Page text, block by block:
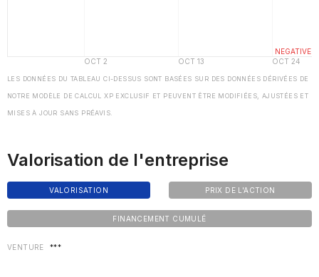
LES DONNÉES DU TABLEAU CI-DESSUS SONT BASÉES SUR DES DONNÉES DÉRIVÉES DE
NOTRE MODÈLE DE CALCUL XP EXCLUSIF ET PEUVENT ÊTRE MODIFIÉES, AJUSTÉES ET
MISES À JOUR SANS PRÉAVIS.
Valorisation de l'entreprise
VALORISATION PRIX DE L'ACTION
FINANCEMENT CUMULÉ
VENTURE ***